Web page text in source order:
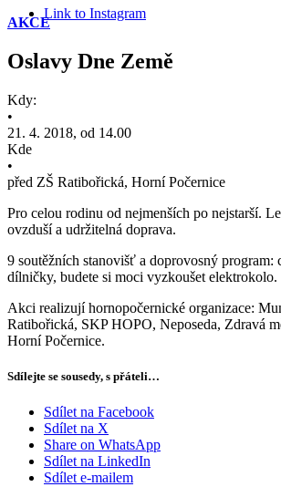
Link to Instagram
AKCE
Oslavy Dne Země
Kdy:
•
21. 4. 2018, od 14.00
Kde
•
před ZŠ Ratibořická, Horní Počernice
Pro celou rodinu od nejmenších po nejstarší.
ovzduší a udržitelná doprava.
9 soutěžních stanovišť a doprovosný program:
dílničky, budete si moci vyzkoušet elektrokolo.
Akci realizují hornopočernické organizace:
Ratibořická, SKP HOPO, Neposeda, Zdravá
Horní Počernice.
Sdílejte se sousedy, s přáteli…
Sdílet na Facebook
Sdílet na X
Share on WhatsApp
Sdílet na LinkedIn
Sdílet e-mailem